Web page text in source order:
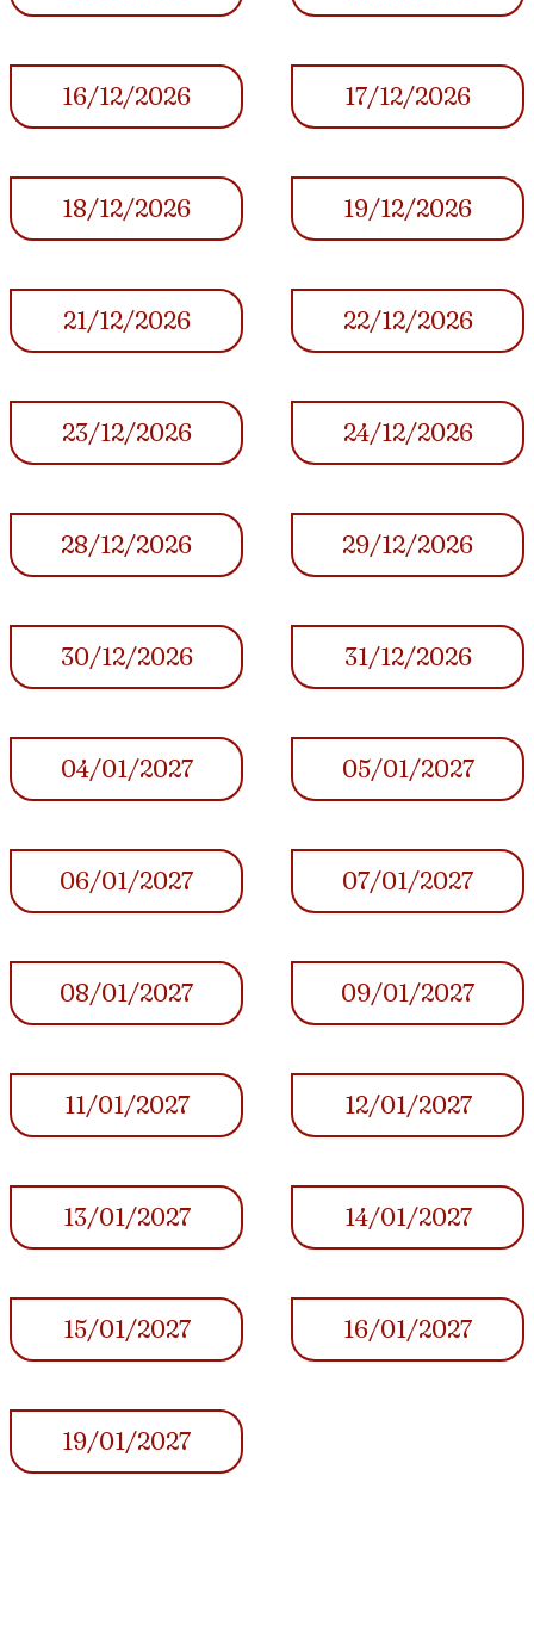
16/12/2026 17/12/2026
18/12/2026 19/12/2026
21/12/2026 22/12/2026
23/12/2026 24/12/2026
28/12/2026 29/12/2026
30/12/2026 31/12/2026
04/01/2027 05/01/2027
06/01/2027 07/01/2027
08/01/2027 09/01/2027
11/01/2027 12/01/2027
13/01/2027 14/01/2027
15/01/2027 16/01/2027
19/01/2027